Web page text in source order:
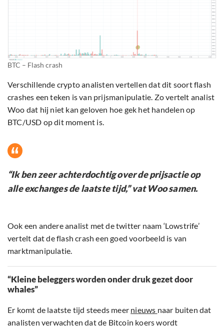
BTC – Flash crash
Verschillende crypto analisten vertellen dat dit soort flash
crashes een teken is van prijsmanipulatie. Zo vertelt analist
Woo dat hij niet kan geloven hoe gek het handelen op
BTC/USD op dit moment is.
“Ik ben zeer achterdochtig over de prijsactie op
alle exchanges de laatste tijd,” vat Woo samen.
Ook een andere analist met de twitter naam ‘Lowstrife’
vertelt dat de flash crash een goed voorbeeld is van
marktmanipulatie.
“Kleine beleggers worden onder druk gezet door
whales”
Er komt de laatste tijd steeds meer nieuws naar buiten dat
analisten verwachten dat de Bitcoin koers wordt